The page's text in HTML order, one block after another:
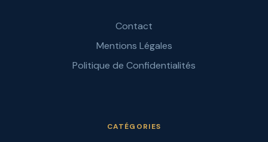
Contact
Mentions Légales
Politique de Confidentialités
CATÉGORIES